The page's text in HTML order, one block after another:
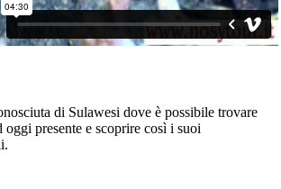
di Sulawesi dove è possibile trovare
presente e scoprire così i suoi